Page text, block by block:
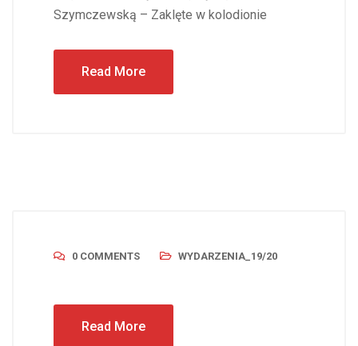
Szymczewską – Zaklęte w kolodionie
Read More
0 COMMENTS WYDARZENIA_19/20
Read More